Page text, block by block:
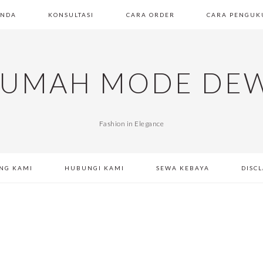
KONSULTASI CARA ORDER CARA
MODE
Fashion in Elegance
KAMI HUBUNGI KAMI SEWA KEBAYA